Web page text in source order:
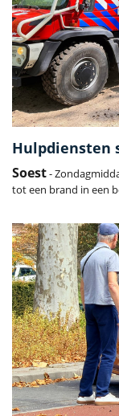
Hulpdiensten
Soest-
tot een brand in een